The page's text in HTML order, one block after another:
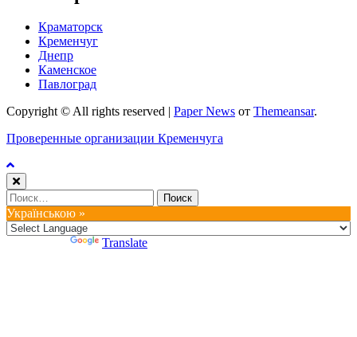
Краматорск
Кременчуг
Днепр
Каменское
Павлоград
Copyright © All rights reserved
Paper News от Themeansar.
Проверенные организации Кременчуга
Найти:
Українською »
Translate